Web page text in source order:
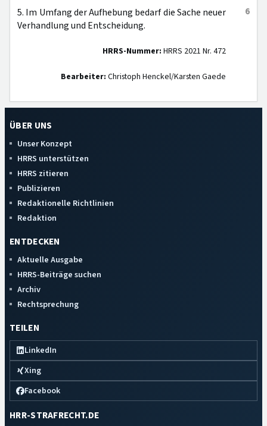
6
5. Im Umfang der Aufhebung bedarf die Sache neuer
Verhandlung und Entscheidung.
HRRS-Nummer: HRRS 2021 Nr. 472
Bearbeiter: Christoph Henckel/Karsten Gaede
ÜBER UNS
Unser Konzept
HRRS unterstützen
HRRS zitieren
Publizieren
Redaktionelle Richtlinien
Redaktion
ENTDECKEN
Aktuelle Ausgabe
HRRS-Beiträge suchen
Archiv
Rechtsprechung
TEILEN
LinkedIn
Xing
Facebook
HRR-STRAFRECHT.DE